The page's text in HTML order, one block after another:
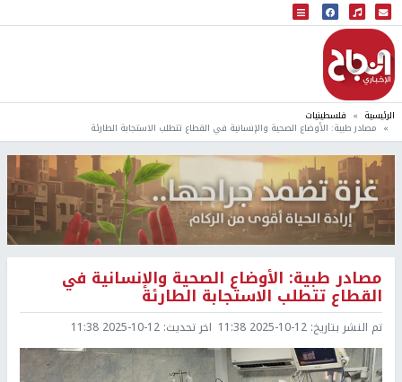
البث المباشر
إذاعة النجاح
الرئيسية فلسطينيات
مصادر طبية: الأوضاع الصحية والإنسانية في القطاع تتطلب الاستجابة الطارئة
مصادر طبية: الأوضاع الصحية والإنسانية في
القطاع تتطلب الاستجابة الطارئة
تم النشر بتاريخ: 2025-10-12 11:38 اخر تحديث: 2025-10-12 11:38